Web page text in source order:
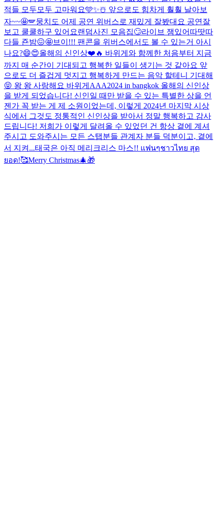
적들 모두모두 고마워요🩵✨☃️ 앞으로도 힘차게 훨훨 날아보
자~~🤩🪽뭉치도 어제 공연 위버스로 재밌게 잘봤대요 공연잘
보고 쿨쿨하구 있어요랜덤사진 모음집🙄라이브 잼있어따땃따
다들 죤밤😖🤩브이!!! 팬콘을 위버스에서도 볼 수 있는거 아시
나요?😄😍올해의 신인상❤️🔥 바위게와 함께한 처음부터 지금
까지 매 순간이 기대되고 행복한 일들이 생기는 것 같아요 앞
으로도 더 즐겁게 멋지고 행복하게 만드는 음악 할테니 기대해
😝 왕 왕 사랑해요 바위게 AAA2024 in bangkok 올해의 신인상
을 받게 되었습니다! 신인일 때만 받을 수 있는 특별한 상을 언
젠가 꼭 받는 게 제 소원이었는데, 이렇게 2024년 마지막 시상
식에서 그것도 정통적인 신인상을 받아서 정말 행복하고 감사
드립니다! 저희가 이렇게 달려올 수 있었던 건 항상 곁에 계셔
주시고 도와주시는 모든 스탭분들 관계자 분들 덕분이고, 곁에
서 지켜...태국은 아직 메리크리스 마스!! แฟนๆชาวไทย สุด
ยอด!🥰Merry Christmas🎄🎁